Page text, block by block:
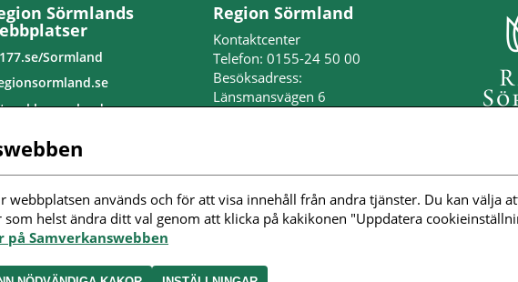
Sörmlands
Sormland
kakor
oss i sociala
Region Sörmland
Kontaktcenter
Telefon: 0155-24 50 00
Besöksadress:
Länsmansvägen 6
Repslagaregatan 19
611 88 Nyköping
Peppol-id: 0007: 2321000032
232100-0032
används och för att visa innehåll från andra tjänster. Du kan välja
helst ändra ditt val genom att klicka på kakikonen "Uppdatera
på Samverkanswebben